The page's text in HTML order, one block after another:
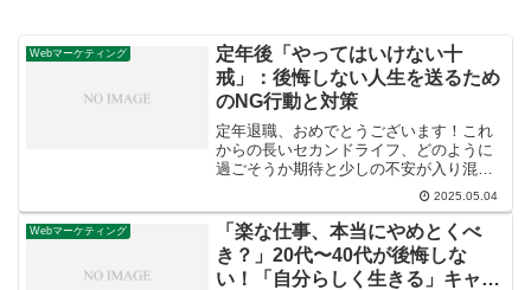
Webマーケティング
定年後「やってはいけない十
戒」：後悔しない人生を送るため
のNG行動と対策
定年退職、おめでとうございます！これ
からの長いセカンドライフ、どのように
過ごそうか期待と少しの不安が入り混じ
っている方もいらっしゃるのではないで
しょうか。実は、定年後に「あぁ、これ
だけはやらなければよかった…」と後悔
する人が非常に多い「やっ...
2025.05.04
Webマーケティング
「楽な仕事、本当にやめとくべ
き？」20代〜40代が後悔しな
い！「自分らしく生きる」キャリ